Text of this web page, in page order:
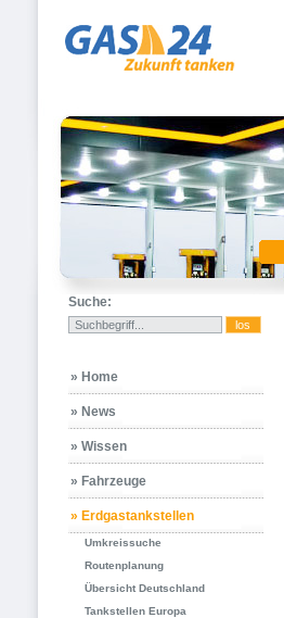
Suche:
» Home
» News
» Wissen
» Fahrzeuge
» Erdgastankstellen
Umkreissuche
Routenplanung
Übersicht Deutschland
Tankstellen Europa